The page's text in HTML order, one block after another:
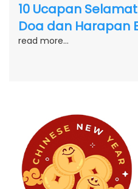
10 Ucapan
Doa dan Harapan
read more...